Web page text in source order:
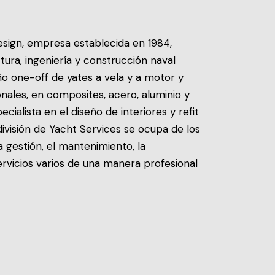
empresa establecida en 1984,
ingeniería y construcción naval
one-off de yates a vela y a motor y
en composites, acero, aluminio y
en el diseño de interiores y refit
de Yacht Services se ocupa de los
gestión, el mantenimiento, la
varios de una manera profesional